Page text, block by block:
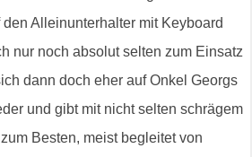
Alleinunterhalter mit Keyboard
nur noch absolut selten zum Einsatz
dann doch eher auf Onkel Georgs
und gibt mit nicht selten schrägem
Besten, meist begleitet von